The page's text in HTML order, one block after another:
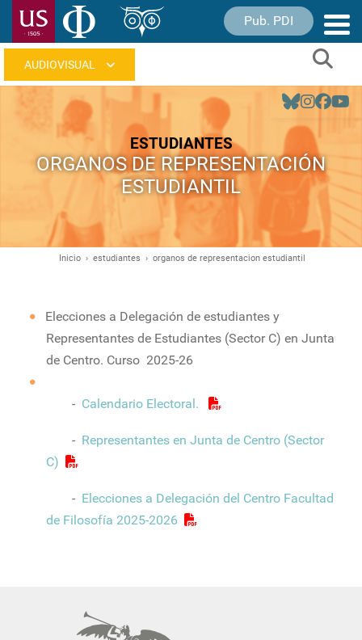
Pasar
Pub. PDI
Navegación
principal
ESTUDIANTES
ORGANOS DE REPRESENTACIÓN
ESTUDIANTIL
navegación
Inicio estudiantes organos de representacion estudiantil
Elecciones a Delegación de estudiantes y
Representantes de Estudiantes (Sector C) en Junta
de Centro. Curso 2025-26
- Calendario Electoral.
- Representantes en Junta de Centro (Sector
C)
- Elecciones a Delegación del Centro Facultad
de Filosofía 2025-2026